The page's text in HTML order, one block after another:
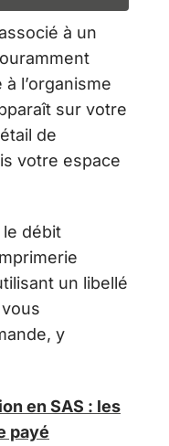
à un
l’organisme
sur votre
de
votre espace
le débit
un libellé
y
en SAS : les
payé